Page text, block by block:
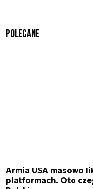
Polecane
Armia USA masowo
platformach. Oto